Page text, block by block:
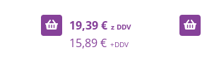
19,39 €
15,89 €